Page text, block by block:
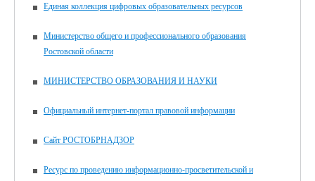
Единая коллекция цифровых образовательных ресурсов
Министерство общего и профессионального образования
Ростовской области
МИНИСТЕРСТВО ОБРАЗОВАНИЯ И НАУКИ
Официальный интернет-портал правовой информации
Сайт РОСТОБРНАДЗОР
Ресурс по проведению информационно-просветительской и